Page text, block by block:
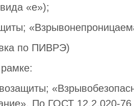
«е»);
по ПИВРЭ)
По ГОСТ 12.2.020-76